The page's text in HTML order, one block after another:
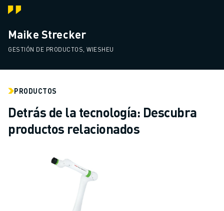
Maike Strecker
GESTIÓN DE PRODUCTOS, WIESHEU
PRODUCTOS
Detrás de la tecnología: Descubra
productos relacionados